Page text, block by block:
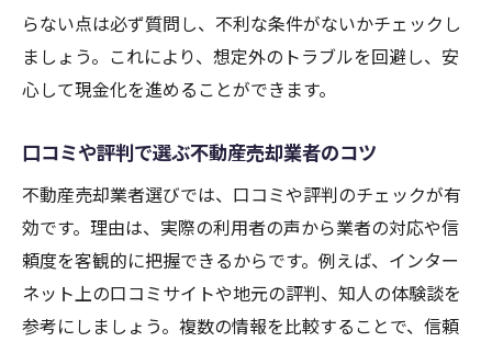
らない点は必ず質問し、不利な条件がないかチェックし
ましょう。これにより、想定外のトラブルを回避し、安
心して現金化を進めることができます。
口コミや評判で選ぶ不動産売却業者のコツ
不動産売却業者選びでは、口コミや評判のチェックが有
効です。理由は、実際の利用者の声から業者の対応や信
頼度を客観的に把握できるからです。例えば、インター
ネット上の口コミサイトや地元の評判、知人の体験談を
参考にしましょう。複数の情報を比較することで、信頼